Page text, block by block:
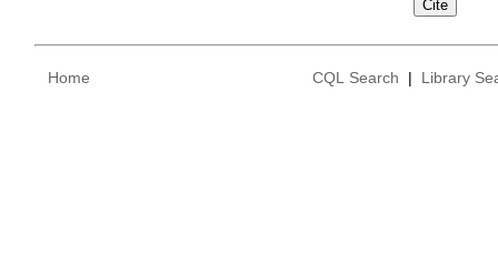
Home CQL Search | Library